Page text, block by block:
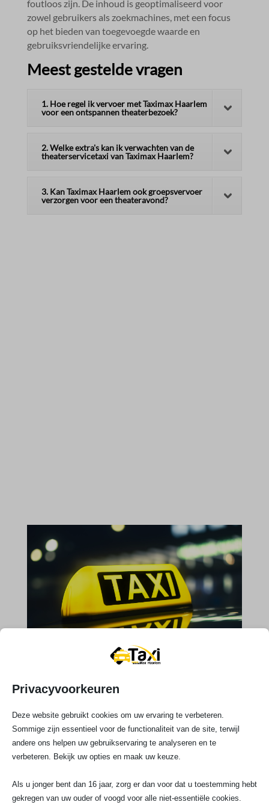
foutloos zijn.​ De inhoud is geoptimaliseerd voor
zowel gebruikers als zoekmachines, met een focus
op het bieden van toegevoegde waarde en
gebruiksvriendelijke ervaring.​
Meest gestelde vragen
1. Hoe regel ik vervoer met Taximax Haarlem
voor een ontspannen theaterbezoek?
2. Welke extra's kan ik verwachten van de
theaterservicetaxi van Taximax Haarlem?
3. Kan Taximax Haarlem ook groepsvervoer
verzorgen voor een theateravond?
Telefoonnummer
023 720 05 22
w
Privacyvoorkeuren
Deze website gebruikt cookies om uw ervaring te verbeteren.
Sommige zijn essentieel voor de functionaliteit van de site, terwijl
andere ons helpen uw gebruikservaring te analyseren en te
verbeteren. Bekijk uw opties en maak uw keuze.
Als u jonger bent dan 16 jaar, zorg er dan voor dat u toestemming hebt
gekregen van uw ouder of voogd voor alle niet-essentiële cookies.